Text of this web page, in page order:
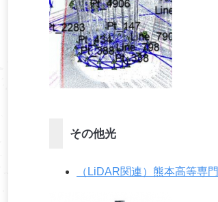
その他光
（LiDAR関連）熊本高等専